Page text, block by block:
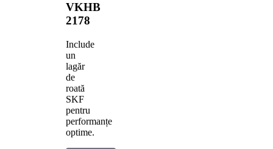
VKHB
2178
Include
un
lagăr
de
roată
SKF
pentru
performanțe
optime.